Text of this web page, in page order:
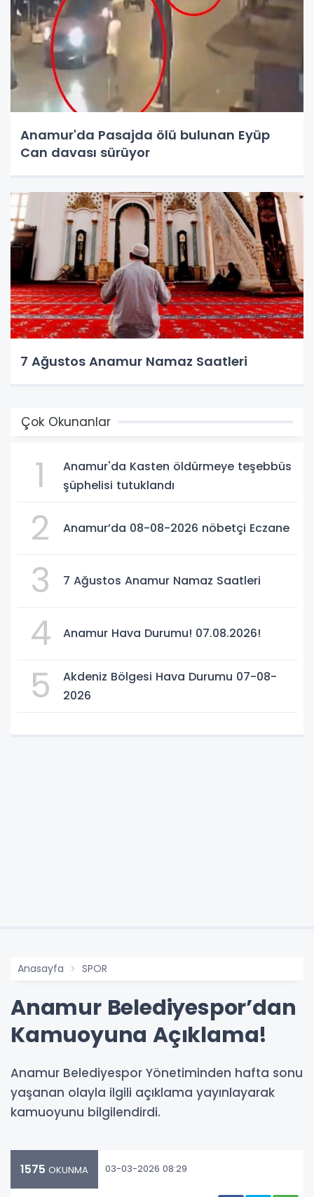
Anamur'da Pasajda ölü bulunan Eyüp
Can davası sürüyor
7 Ağustos Anamur Namaz Saatleri
Çok Okunanlar
1
Anamur'da Kasten öldürmeye teşebbüs
şüphelisi tutuklandı
2 Anamur’da 08-08-2026 nöbetçi Eczane
3 7 Ağustos Anamur Namaz Saatleri
4 Anamur Hava Durumu! 07.08.2026!
5
Akdeniz Bölgesi Hava Durumu 07-08-
2026
Anasayfa SPOR
Anamur Belediyespor’dan
Kamuoyuna Açıklama!
Anamur Belediyespor Yönetiminden hafta sonu
yaşanan olayla ilgili açıklama yayınlayarak
kamuoyunu bilgilendirdi.
1575 OKUNMA 03-03-2026 08:29